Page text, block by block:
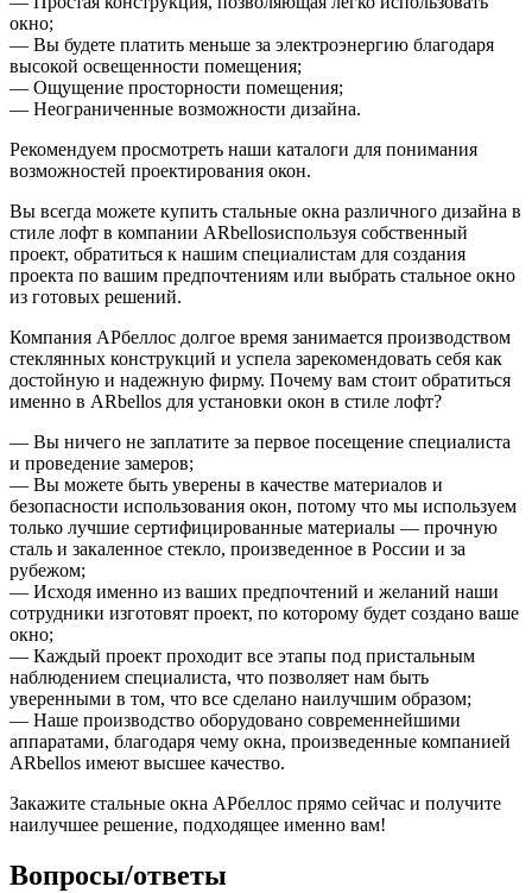
окно;
— Вы будете платить меньше за электроэнергию благодаря
высокой освещенности помещения;
— Ощущение просторности помещения;
— Неограниченные возможности дизайна.
Рекомендуем просмотреть наши каталоги для понимания
возможностей проектирования окон.
Вы всегда можете купить стальные окна различного дизайна в
стиле лофт в компании ARbellosиспользуя собственный
проект, обратиться к нашим специалистам для создания
проекта по вашим предпочтениям или выбрать стальное окно
из готовых решений.
Компания АРбеллос долгое время занимается производством
стеклянных конструкций и успела зарекомендовать себя как
достойную и надежную фирму. Почему вам стоит обратиться
именно в ARbellos для установки окон в стиле лофт?
— Вы ничего не заплатите за первое посещение специалиста
и проведение замеров;
— Вы можете быть уверены в качестве материалов и
безопасности использования окон, потому что мы используем
только лучшие сертифицированные материалы — прочную
сталь и закаленное стекло, произведенное в России и за
рубежом;
— Исходя именно из ваших предпочтений и желаний наши
сотрудники изготовят проект, по которому будет создано ваше
окно;
— Каждый проект проходит все этапы под пристальным
наблюдением специалиста, что позволяет нам быть
уверенными в том, что все сделано наилучшим образом;
— Наше производство оборудовано современнейшими
аппаратами, благодаря чему окна, произведенные компанией
ARbellos имеют высшее качество.
Закажите стальные окна АРбеллос прямо сейчас и получите
наилучшее решение, подходящее именно вам!
Вопросы/ответы